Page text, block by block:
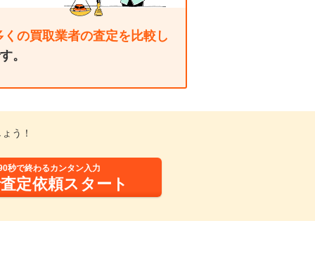
くの買取業者の査定を比較し
。
う！
秒で終わるカンタン入力
定依頼スタート